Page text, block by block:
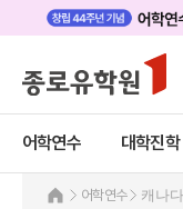
어학연수 대학진학
로그인 회원가입
어학연수
대학진학
조기/캠프
미
어학연수 캐나